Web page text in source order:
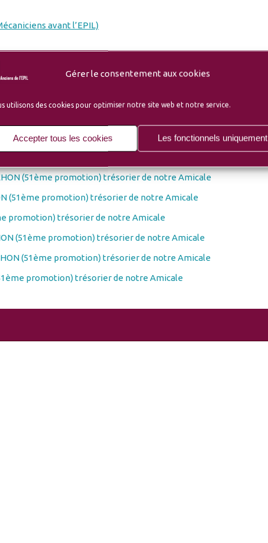
Gérer le consentement aux cookies
utilisons des cookies pour optimiser notre site web et notre service.
Accepter tous les cookies Les fonctionnels uniquement
avant l’EPIL)
de la 49ème promotion
(51ème promotion) trésorier de notre Amicale
promotion) trésorier de notre Amicale
(51ème promotion) trésorier de notre Amicale
(51ème promotion) trésorier de notre Amicale
(51ème promotion) trésorier de notre Amicale
promotion) trésorier de notre Amicale
(51ème promotion) trésorier de notre Amicale
(51ème promotion) trésorier de notre Amicale
promotion) trésorier de notre Amicale